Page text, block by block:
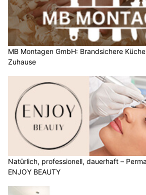
MB Montagen GmbH: Brandsichere
Zuhause
Natürlich, professionell, dauerhaft –
ENJOY BEAUTY